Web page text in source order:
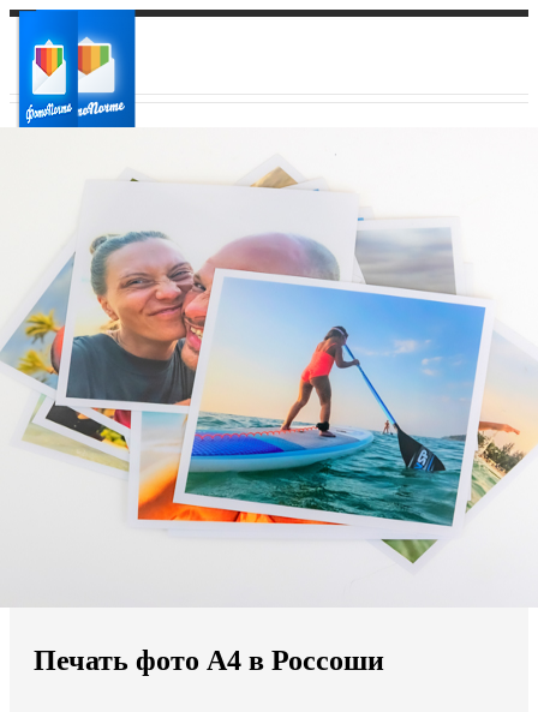
Ваш регион доставки
Выберите из списка:
Мы доставляем по всему миру
Продолжить без города
Печать фото А4 в Россоши